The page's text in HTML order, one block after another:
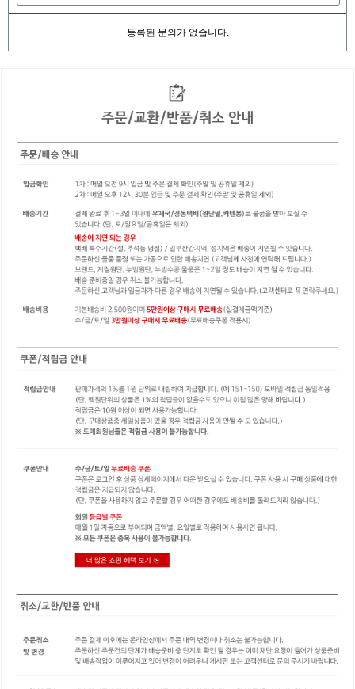
등록된 문의가 없습니다.